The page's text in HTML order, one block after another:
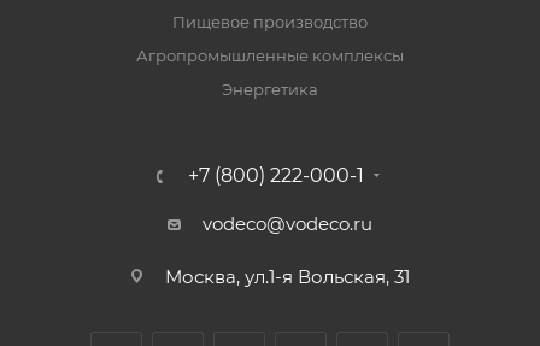
Пищевое производство
Агропромышленные комплексы
Энергетика
+7 (800) 222-000-1
vodeco@vodeco.ru
Москва, ул.1-я Вольская, 31